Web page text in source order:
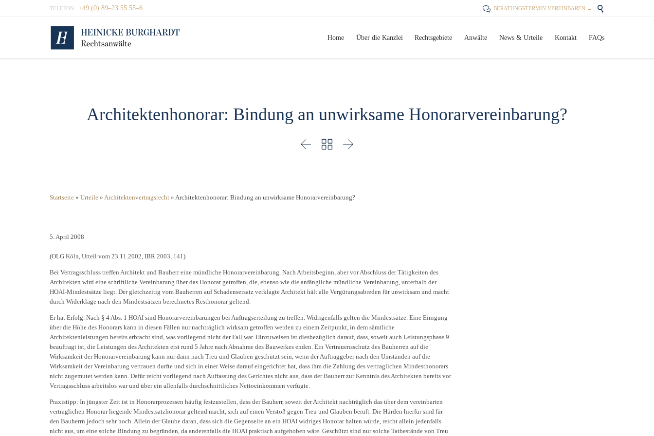
TELEFON: +49 (0) 89–23 55 55–6  BERATUNGSTERMIN VEREINBAREN → 
Home Über die Kanzlei Rechtsgebiete Anwälte News & Urteile Kontakt FAQs
Architektenhonorar: Bindung an unwirksame Honorarvereinbarung?
  
Startseite » Urteile » Architektenvertragsrecht » Architektenhonorar: Bindung an unwirksame Honorarvereinbarung?
5. April 2008
(OLG Köln, Urteil vom 23.11.2002, IBR 2003, 141)
Bei Vertragsschluss treffen Architekt und Bauherr eine mündliche Honorarvereinbarung. Nach Arbeitsbeginn, aber vor Abschluss der Tätigkeiten des
Architekten wird eine schriftliche Vereinbarung über das Honorar getroffen, die, ebenso wie die anfängliche mündliche Vereinbarung, unterhalb der
HOAI-Mindestsätze liegt. Der gleichzeitig vom Bauherren auf Schadensersatz verklagte Architekt hält alle Vergütungsabreden für unwirksam und macht
durch Widerklage nach den Mindestsätzen berechnetes Resthonorar geltend.
Er hat Erfolg. Nach § 4 Abs. 1 HOAI sind Honorarvereinbarungen bei Auftragserteilung zu treffen. Widrigenfalls gelten die Mindestsätze. Eine Einigung
über die Höhe des Honorars kann in diesen Fällen nur nachträglich wirksam getroffen werden zu einem Zeitpunkt, in dem sämtliche
Architektenleistungen bereits erbracht sind, was vorliegend nicht der Fall war. Hinzuweisen ist diesbezüglich darauf, dass, soweit auch Leistungsphase 9
beauftragt ist, die Leistungen des Architekten erst rund 5 Jahre nach Abnahme des Bauwerkes enden. Ein Vertrauensschutz des Bauherren auf die
Wirksamkeit der Honorarvereinbarung kann nur dann nach Treu und Glauben geschützt sein, wenn der Auftraggeber nach den Umständen auf die
Wirksamkeit der Vereinbarung vertrauen durfte und sich in einer Weise darauf eingerichtet hat, dass ihm die Zahlung des vertraglichen Mindesthonorars
nicht zugemutet werden kann. Dafür reicht vorliegend nach Auffassung des Gerichtes nicht aus, dass der Bauherr zur Kenntnis des Architekten bereits vor
Vertragsschluss arbeitslos war und über ein allenfalls durchschnittliches Nettoeinkommen verfügte.
Praxistipp: In jüngster Zeit ist in Honorarprozessen häufig festzustellen, dass der Bauherr, soweit der Architekt nachträglich das über dem vereinbarten
vertraglichen Honorar liegende Mindestsatzhonorar geltend macht, sich auf einen Verstoß gegen Treu und Glauben beruft. Die Hürden hierfür sind für
den Bauherrn jedoch sehr hoch. Allein der Glaube daran, dass sich die Gegenseite an ein HOAI widriges Honorar halten würde, reicht allein jedenfalls
nicht aus, um eine solche Bindung zu begründen, da anderenfalls die HOAI praktisch aufgehoben wäre. Geschützt sind nur solche Tatbestände von Treu